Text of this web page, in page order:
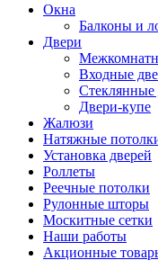
Окна
Балконы и
Двери
Входные
Стеклянные
Двери-купе
Жалюзи
Натяжные
Установка дверей
Роллеты
Реечные потолки
Рулонные шторы
Москитные сетки
Наши работы
Акционные